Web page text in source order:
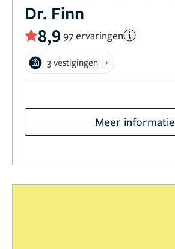
Dr. Finn
8,9 97 ervaringen
3 vestigingen
Meer informatie